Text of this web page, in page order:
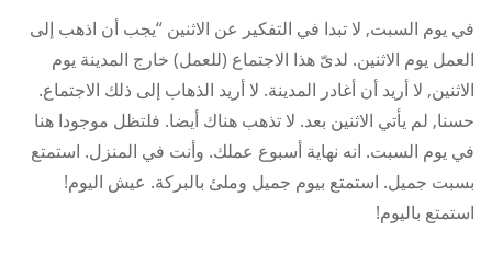
في يوم السبت, لا تبدا في التفكير عن الاثنين “يجب أن اذهب إلى
العمل يوم الاثنين. لدىّ هذا الاجتماع (للعمل) خارج المدينة يوم
الاثنين, لا أريد أن أغادر المدينة. لا أريد الذهاب إلى ذلك الاجتماع.
حسنا, لم يأتي الاثنين بعد. لا تذهب هناك أيضا. فلتظل موجودا هنا
في يوم السبت. انه نهاية أسبوع عملك. وأنت في المنزل. استمتع
بسبت جميل. استمتع بيوم جميل وملئ بالبركة. عيش اليوم!
استمتع باليوم!